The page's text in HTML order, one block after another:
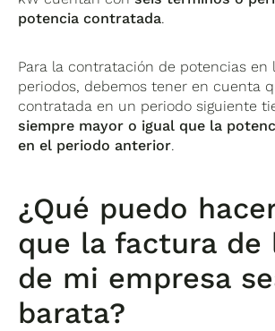
potencia contratada.
Para la contratación de potencias en
periodos, debemos tener en cuenta
contratada en un periodo siguiente
siempre mayor o igual que la
en el periodo anterior.
¿Qué puedo
que la factura de
de mi empresa
barata?